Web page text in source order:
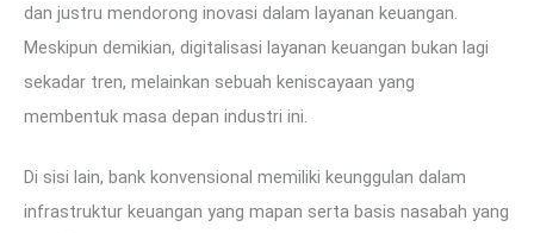
dan justru mendorong inovasi dalam layanan keuangan.
Meskipun demikian, digitalisasi layanan keuangan bukan lagi
sekadar tren, melainkan sebuah keniscayaan yang
membentuk masa depan industri ini.
Di sisi lain, bank konvensional memiliki keunggulan dalam
infrastruktur keuangan yang mapan serta basis nasabah yang